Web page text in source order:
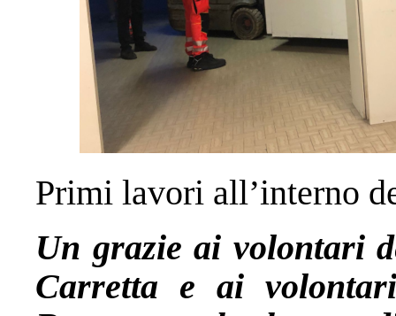
Primi lavori all’interno
Un grazie ai volontari
Carretta e ai